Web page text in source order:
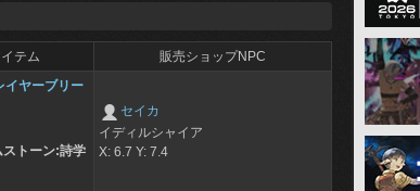
テム
販売ショップNPC
イヤーブリー
ストーン:詩学
セイカ
イディルシャイア
X: 6.7 Y: 7.4